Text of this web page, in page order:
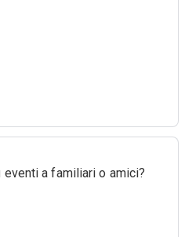
a familiari o amici?